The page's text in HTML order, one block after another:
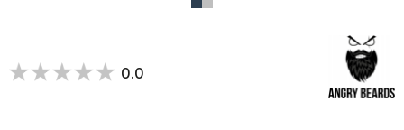
0.0